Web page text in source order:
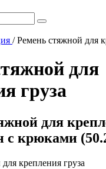
/ Ремень стяжной для
для
груза
для
с крюками